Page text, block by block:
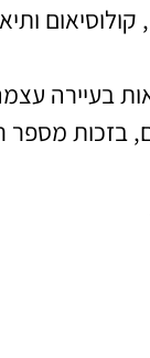
בעיירה
בזכות מספר